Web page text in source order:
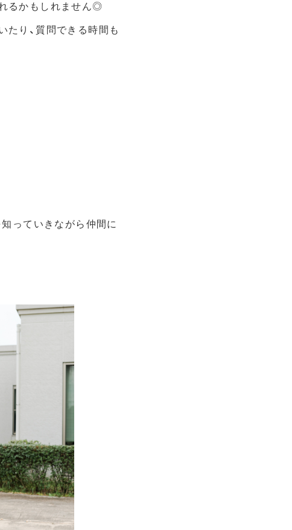
るかもしれません◎
たり、質問できる時間も
知っていきながら仲間に